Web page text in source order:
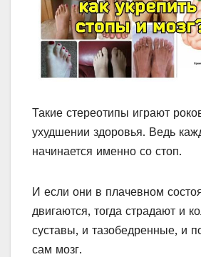
Такие стереотипы играют
ухудшении здоровья. Ведь
начинается именно со стоп.
И если они в плачевном
двигаются, тогда страдают и
суставы, и тазобедренные, и
сам мозг.